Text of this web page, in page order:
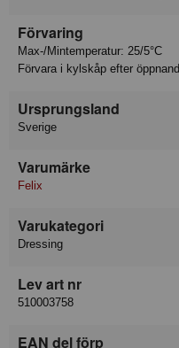
Förvaring
Max-/Mintemperatur: 25/5°C
Förvara i kylskåp efter
Ursprungsland
Sverige
Varumärke
Felix
Varukategori
Dressing
Lev art nr
510003758
EAN del förp